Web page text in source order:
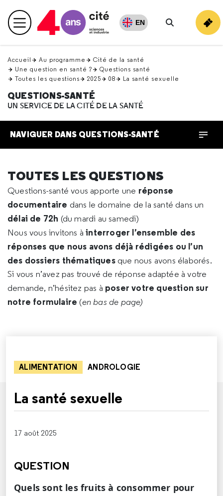
en
haut Menu principal EN
Rechercher
Accueil Au programme
Cité de la santé
Une question en santé ?
Questions santé
Toutes les questions
2025 08 La santé sexuelle
QUESTIONS-SANTÉ
UN SERVICE DE LA CITÉ DE LA SANTÉ
NAVIGUER DANS QUESTIONS-SANTÉ
TOUTES LES QUESTIONS
Questions-santé vous apporte une réponse
documentaire dans le domaine de la santé dans un
délai de 72h (du mardi au samedi)
Nous vous invitons àinterroger l’ensemble des
réponses que nous avons déjà rédigées ou l’un
des dossiers thématiques que nous avons élaborés.
Si vous n’avez pas trouvé de réponse adaptée à votre
demande, n’hésitez pas à poser votre question sur
notre formulaire (en bas de page)
ALIMENTATION ANDROLOGIE
La santé sexuelle
17 août 2025
QUESTION
Quels sont les fruits à consommer pour